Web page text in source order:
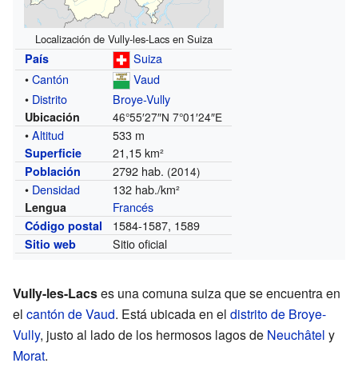
Localización de Vully-les-Lacs en Suiza
País
Suiza
•Cantón
Vaud
• Distrito Broye-Vully
Ubicación 46°55′27″N 7°01′24″E
•Altitud 533 m
Superficie 21,15 km²
Población 2792 hab. (2014)
• Densidad 132 hab./km²
Lengua Francés
Código postal 1584-1587, 1589
Sitio web Sitio oficial
Vully-les-Lacses una comuna suiza que se encuentra en
el cantón de Vaud. Está ubicada en el distrito de Broye-
Vully, justo al lado de los hermosos lagos de Neuchâtel y
Morat.